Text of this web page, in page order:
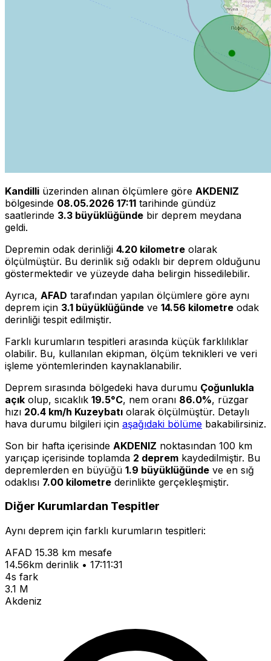
Kandilli üzerinden alınan ölçümlere göre AKDENIZ
bölgesinde 08.05.2026 17:11 tarihinde gündüz
saatlerinde 3.3 büyüklüğünde bir deprem meydana
geldi.
Depremin odak derinliği 4.20 kilometre olarak
ölçülmüştür. Bu derinlik sığ odaklı bir deprem olduğunu
göstermektedir ve yüzeyde daha belirgin hissedilebilir.
Ayrıca, AFAD tarafından yapılan ölçümlere göre aynı
deprem için 3.1 büyüklüğünde ve 14.56 kilometre odak
derinliği tespit edilmiştir.
Farklı kurumların tespitleri arasında küçük farklılıklar
olabilir. Bu, kullanılan ekipman, ölçüm teknikleri ve veri
işleme yöntemlerinden kaynaklanabilir.
Deprem sırasında bölgedeki hava durumu Çoğunlukla
açık olup, sıcaklık 19.5°C, nem oranı 86.0%, rüzgar
hızı 20.4 km/h Kuzeybatı olarak ölçülmüştür. Detaylı
hava durumu bilgileri için aşağıdaki bölüme bakabilirsiniz.
Son bir hafta içerisinde AKDENIZ noktasından 100 km
yarıçap içerisinde toplamda 2 deprem kaydedilmiştir. Bu
depremlerden en büyüğü 1.9 büyüklüğünde ve en sığ
odaklısı 7.00 kilometre derinlikte gerçekleşmiştir.
Diğer Kurumlardan Tespitler
Aynı deprem için farklı kurumların tespitleri:
AFAD 15.38 km mesafe
14.56km derinlik • 17:11:31
4s fark
3.1 M
Akdeniz